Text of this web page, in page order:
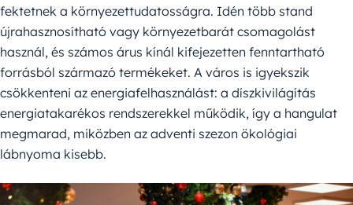
fektetnek a környezettudatosságra. Idén több stand
újrahasznosítható vagy környezetbarát csomagolást
használ, és számos árus kínál kifejezetten fenntartható
forrásból származó termékeket. A város is igyekszik
csökkenteni az energiafelhasználást: a díszkivilágítás
energiatakarékos rendszerekkel működik, így a hangulat
megmarad, miközben az adventi szezon ökológiai
lábnyoma kisebb.